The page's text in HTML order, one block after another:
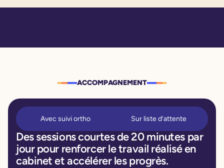
ACCOMPAGNEMENT
Avec suivi ortho Sur liste d’attente
Des sessions courtes de 20 minutes par
jour pour renforcer le travail réalisé en
cabinet et accélérer les progrès.